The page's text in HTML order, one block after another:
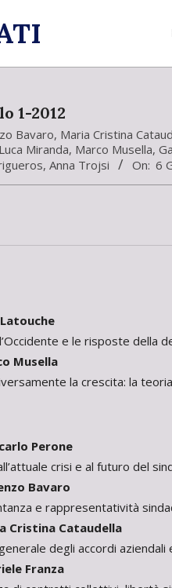
1-2012
Bavaro, Maria Cristina
Luca Miranda, Marco Musella,
, Anna Trojsi On: 6
e le risposte della
Musella
la crescita: la
Perone
crisi e al futuro del
Bavaro
e rappresentatività
Cataudella
degli accordi
Franza